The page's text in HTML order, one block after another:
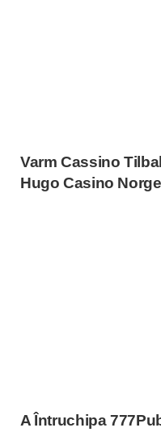
Varm Cassino
Hugo Casino Norge
A Întruchipa